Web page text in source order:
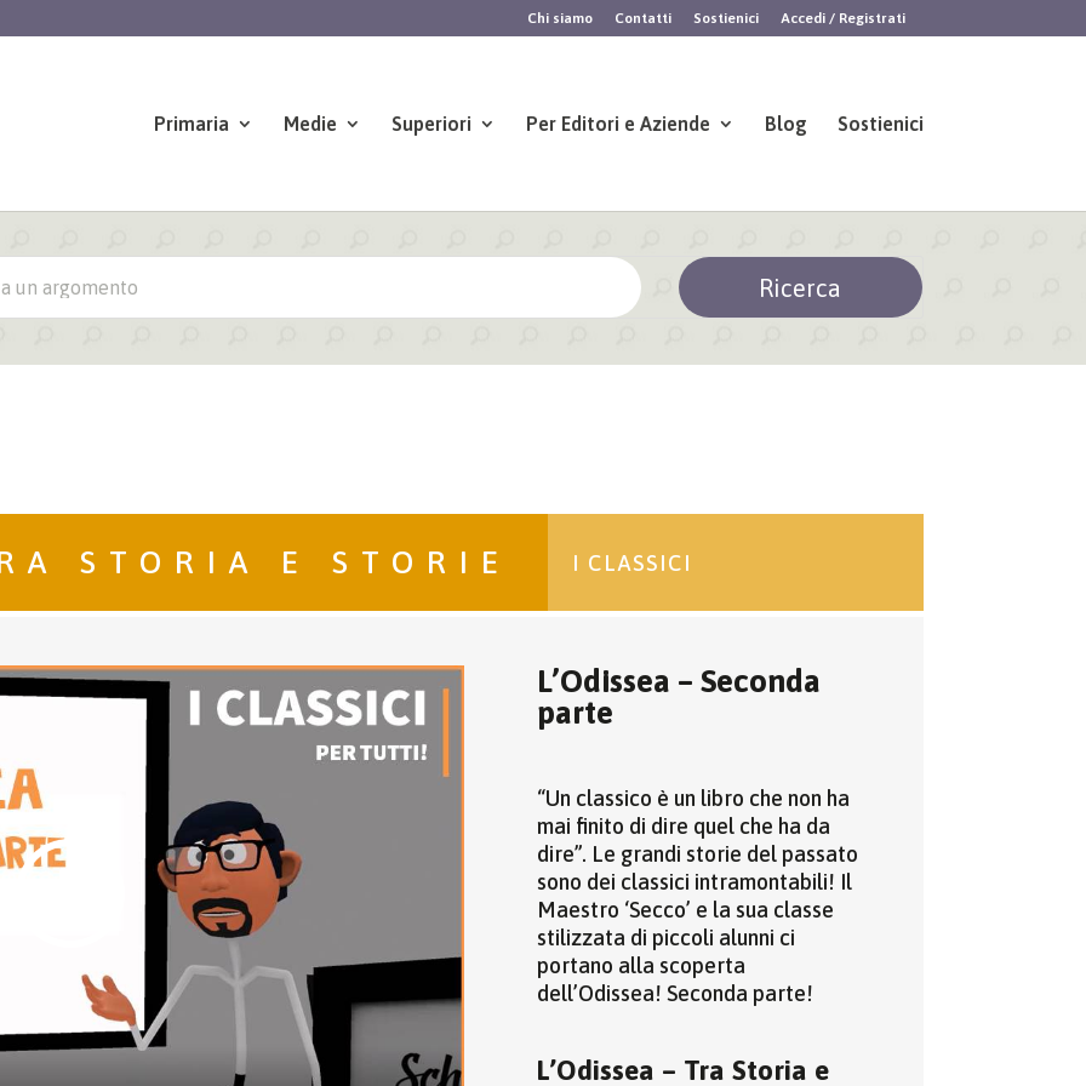
Chi siamo Contatti Sostienici Accedi / Registrati
Primaria Medie Superiori Per Editori e Aziende Blog Sostienici
STORIA E STORIE I CLASSICI
L’Odissea – Seconda
parte
“Un classico è un libro che non ha
mai finito di dire quel che ha da
dire”. Le grandi storie del passato
sono dei classici intramontabili! Il
Maestro ‘Secco’ e la sua classe
stilizzata di piccoli alunni ci
portano alla scoperta
dell’Odissea! Seconda parte!
L’Odissea – Tra Storia e